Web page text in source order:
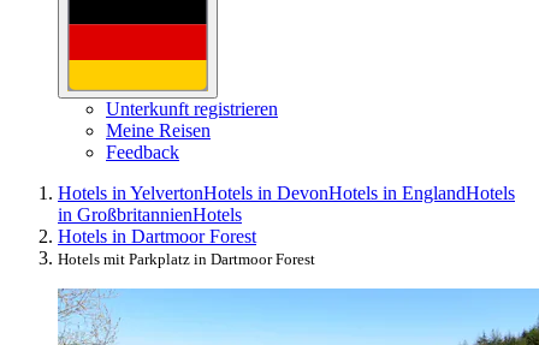
Unterkunft registrieren
Meine Reisen
Feedback
Hotels in YelvertonHotels in DevonHotels in EnglandHotels
in GroßbritannienHotels
Hotels in Dartmoor Forest
Hotels mit Parkplatz in Dartmoor Forest